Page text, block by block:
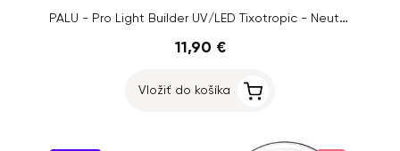
PALU - Pro Light Builder UV/LED Tixotropic - Neutral, 45g
11,90 €
Vložiť do košíka